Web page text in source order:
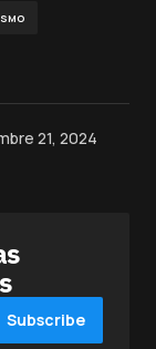
21, 2024
Subscribe